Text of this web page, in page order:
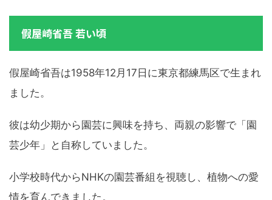
假屋崎省吾 若い頃
假屋崎省吾は1958年12月17日に東京都練馬区で生まれ
ました。
彼は幼少期から園芸に興味を持ち、両親の影響で「園
芸少年」と自称していました。
小学校時代からNHKの園芸番組を視聴し、植物への愛
情を育んできました。